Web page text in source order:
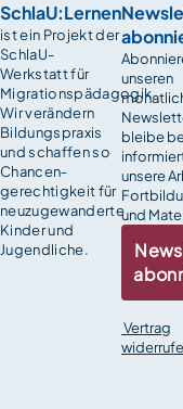
SchlaU:Lernen
ist ein Projekt der
SchlaU-
Werkstatt für
Migrationspädagogik.
Wir verändern
Bildungspraxis
und schaffen so
Chancen­
gerechtigkeit für
neuzugewanderte
Kinder und
Jugendliche.
unseren
bleibe
unsere
und
Vertrag